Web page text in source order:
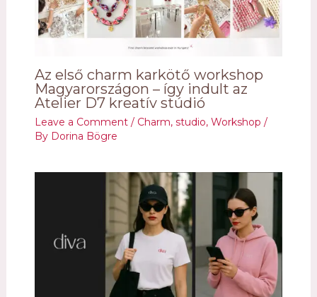
Az első charm karkötő workshop
Magyarországon – így indult az
Atelier D7 kreatív stúdió
Leave a Comment / Charm, studio, Workshop /
By Dorina Bögre